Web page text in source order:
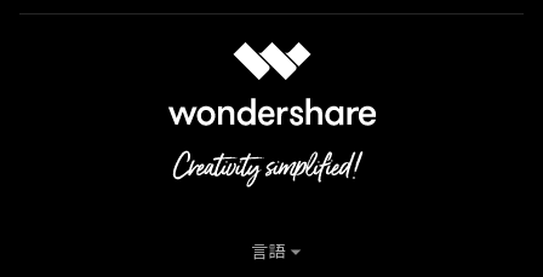
言語